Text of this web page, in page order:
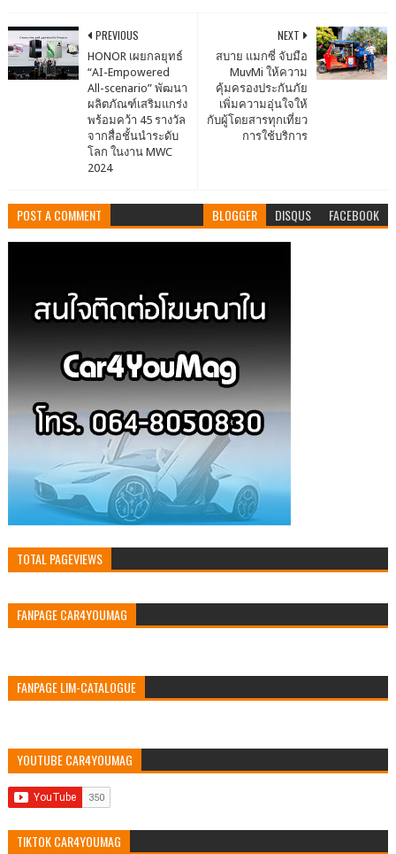
NEXT
สบาย แมกซี่ จับมือ
MuvMi ให้ความ
คุ้มครองประกันภัย
เพิ่มความอุ่นใจให้
กับผู้โดยสารทุกเที่ยว
การใช้บริการ
PREVIOUS
HONOR เผยกลยุทธ์
“AI-Empowered
All-scenario” พัฒนา
ผลิตภัณฑ์เสริมแกร่ง
พร้อมคว้า 45 รางวัล
จากสื่อชั้นนำระดับ
โลก ในงาน MWC
2024
POST A COMMENT BLOGGER DISQUS FACEBOOK
TOTAL PAGEVIEWS
FANPAGE CAR4YOUMAG
FANPAGE LIM-CATALOGUE
YOUTUBE CAR4YOUMAG
TIKTOK CAR4YOUMAG